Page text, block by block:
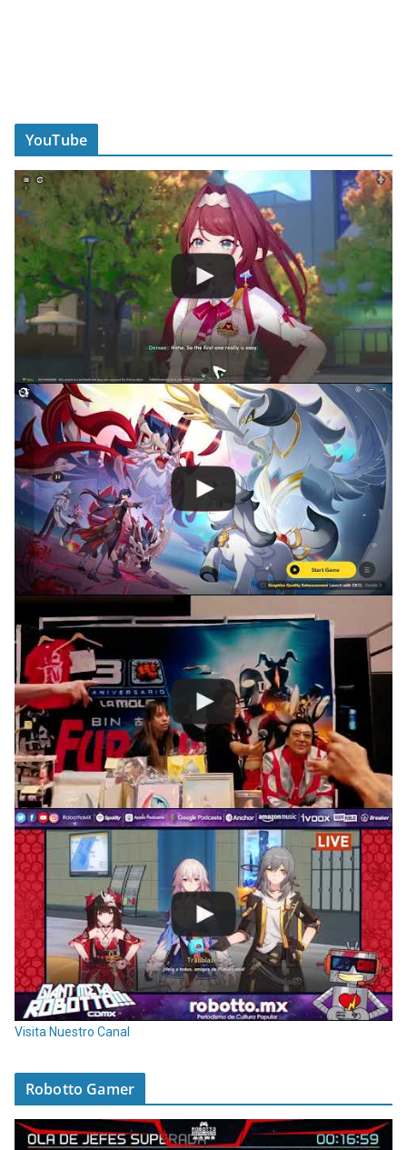
YouTube
Visita Nuestro Canal
Robotto Gamer